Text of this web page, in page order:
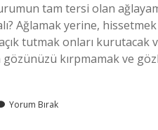
tam tersi olan
Ağlamak yerine,
tutmak onları
gözünüzü kırpmamak ve
Yorum Bırak